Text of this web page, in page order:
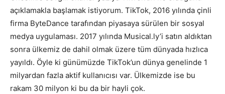
açıklamakla başlamak istiyorum. TikTok, 2016 yılında çinli
firma ByteDance tarafından piyasaya sürülen bir sosyal
medya uygulaması. 2017 yılında Musical.ly’i satın aldıktan
sonra ülkemiz de dahil olmak üzere tüm dünyada hızlıca
yayıldı. Öyle ki günümüzde TikTok’un dünya genelinde 1
milyardan fazla aktif kullanıcısı var. Ülkemizde ise bu
rakam 30 milyon ki bu da bir hayli çok.